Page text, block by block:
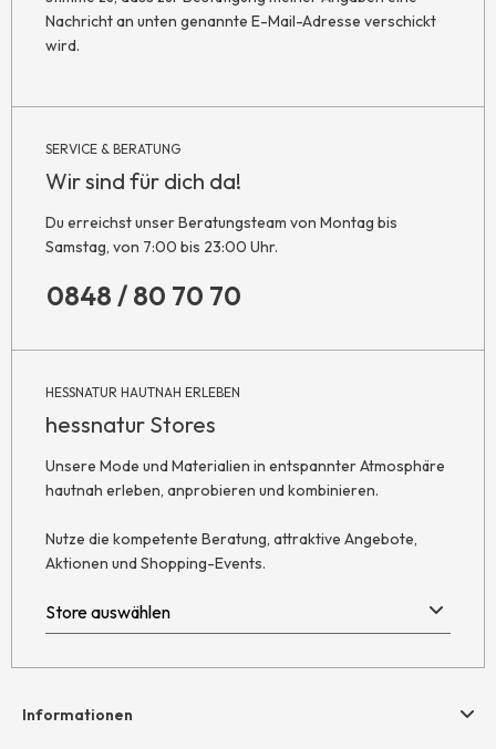
Nachricht an unten genannte E-Mail-Adresse verschickt
wird.
SERVICE & BERATUNG
Wir sind für dich da!
Du erreichst unser Beratungsteam von Montag bis
Samstag, von 7:00 bis 23:00 Uhr.
0848 / 80 70 70
HESSNATUR HAUTNAH ERLEBEN
hessnatur Stores
Unsere Mode und Materialien in entspannter Atmosphäre
hautnah erleben, anprobieren und kombinieren.
Nutze die kompetente Beratung, attraktive Angebote,
Aktionen und Shopping-Events.
Informationen